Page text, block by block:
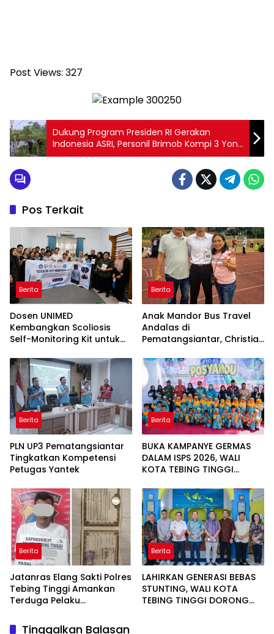
Post Views: 327
Dukung Program Presiden RI Gerakan
Indonesia ASRI, Personil Brimob Kompi 3 Yon
B Bersihkan Kawasan Aliran Sungai di
Seputaran Sei Raja Tanjung Balai
Pos Terkait
Berita
Dosen UNIMED
Kembangkan Scoliosis
Self-Monitoring Kit untuk
Mandiri Pasien Scoliosis
Berita
Anak Mandor Bus Travel
Andalas di
Pematangsiantar, Christian
AD 2026
Berita
PLN UP3 Pematangsiantar
Tingkatkan Kompetensi
Petugas Yantek
Berita
BUKA KAMPANYE GERMAS
DALAM ISPS 2026, WALI
KOTA TEBING TINGGI
STUNTING
Berita
Jatanras Elang Sakti Polres
Tebing Tinggi Amankan
Terduga Pelaku
Motor
Berita
LAHIRKAN GENERASI BEBAS
STUNTING, WALI KOTA
TEBING TINGGI DORONG
Tinggalkan Balasan